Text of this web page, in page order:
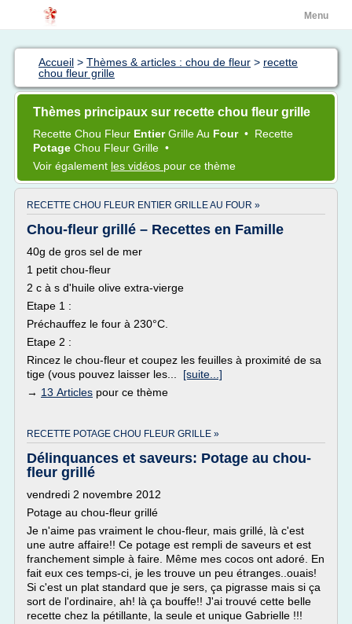
Menu
Accueil > Thèmes & articles : chou de fleur > recette
chou fleur grille
Thèmes principaux sur recette chou fleur grille
Recette Chou Fleur EntierGrilleAu Four • Recette
Potage Chou Fleur Grille •
Voir également les vidéos pour ce thème
RECETTE CHOU FLEUR ENTIER GRILLE AU FOUR »
Chou-fleur grillé – Recettes en Famille
40g de gros sel de mer
1 petit chou-fleur
2 c à s d'huile olive extra-vierge
Etape 1 :
Préchauffez le four à 230°C.
Etape 2 :
Rincez le chou-fleur et coupez les feuilles à proximité de sa
tige (vous pouvez laisser les... [suite...]
→ 13 Articles pour ce thème
RECETTE POTAGE CHOU FLEUR GRILLE »
Délinquances et saveurs: Potage au chou-
fleur grillé
vendredi 2 novembre 2012
Potage au chou-fleur grillé
Je n'aime pas vraiment le chou-fleur, mais grillé, là c'est
une autre affaire!! Ce potage est rempli de saveurs et est
franchement simple à faire. Même mes cocos ont adoré. En
fait eux ces temps-ci, je les trouve un peu étranges..ouais!
Si c'est un plat standard que je sers, ça pigrasse mais si ça
sort de l'ordinaire, ah! là ça bouffe!! J'ai trouvé cette belle
recette chez la pétillante, la seule et unique Gabrielle !!!